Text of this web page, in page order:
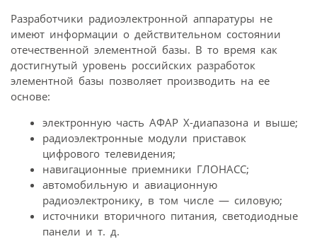
Разработчики радиоэлектронной аппаратуры не
имеют информации о действительном состоянии
отечественной элементной базы. В то время как
достигнутый уровень российских разработок
элементной базы позволяет производить на ее
основе:
электронную часть АФАР Х-диапазона и выше;
радиоэлектронные модули приставок
цифрового телевидения;
навигационные приемники ГЛОНАСС;
автомобильную и авиационную
радиоэлектронику, в том числе — силовую;
источники вторичного питания, светодиодные
панели и т. д.